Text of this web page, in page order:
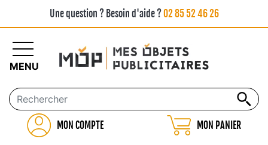
Une question ? Besoin d'aide ?02 85 52 46 26
MON COMPTE MON PANIER
MENU